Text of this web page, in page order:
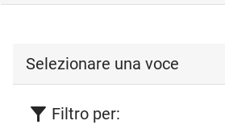
Selezionare una voce
Filtro per: